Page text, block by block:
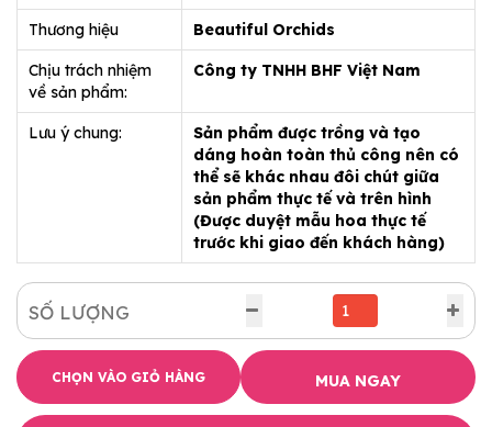
Thương hiệu Beautiful Orchids
Chịu trách nhiệm
về sản phẩm:
Công ty TNHH BHF Việt Nam
Lưu ý chung:
Sản phẩm được trồng và tạo
dáng hoàn toàn thủ công nên có
thể sẽ khác nhau đôi chút giữa
sản phẩm thực tế và trên hình
(Được duyệt mẫu hoa thực tế
trước khi giao đến khách hàng)
SỐ LƯỢNG
CHỌN VÀO GIỎ HÀNG MUA NGAY